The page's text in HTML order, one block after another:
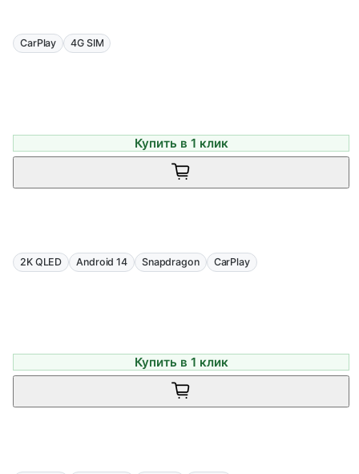
CarPlay 4G SIM
Купить в 1 клик
2K QLED Android 14 Snapdragon CarPlay
Купить в 1 клик